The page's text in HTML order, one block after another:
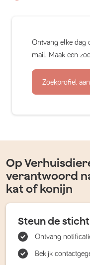
Ontvang elke dag
mail. Maak een
Zoekprofiel
Op
verantwoord
kat of konijn
Steun de
Ontvang
Bekijk